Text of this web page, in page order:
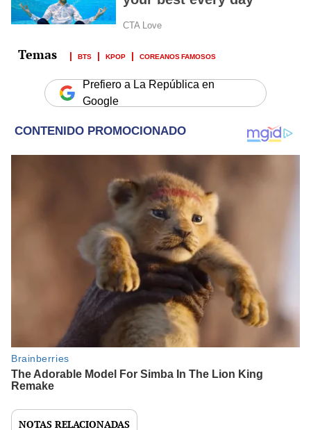
BTS KPOP COREANOS FAMOSOS
Prefiero a La República en
Google
NOTAS RELACIONADAS